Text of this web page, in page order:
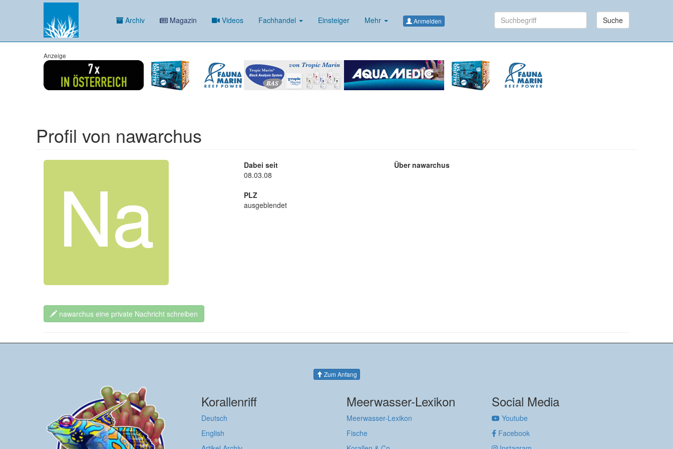
Archiv Magazin Videos Fachhandel Einsteiger Mehr Anmelden Suche
Anzeige
Profil von nawarchus
nawarchus eine private Nachricht schreiben
Dabei seit
08.03.08
PLZ
ausgeblendet
Über nawarchus
Zum Anfang
Korallenriff
Deutsch
English
Meerwasser-Lexikon
Meerwasser-Lexikon
Fische
Social Media
Youtube
Facebook